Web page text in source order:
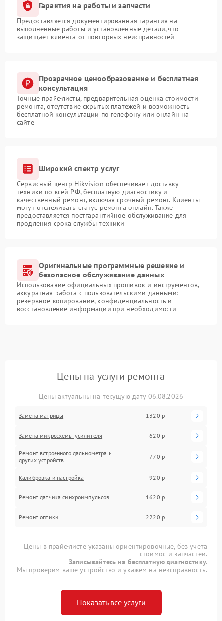
Гарантия на работы и запчасти
Предоставляется документированная гарантия на
выполненные работы и установленные детали, что
защищает клиента от повторных неисправностей
Прозрачное ценообразование и бесплатная
консультация
Точные прайс-листы, предварительная оценка стоимости
ремонта, отсутствие скрытых платежей и возможность
бесплатной консультации по телефону или онлайн на
сайте
Широкий спектр услуг
Сервисный центр Hikvision обеспечивает доставку
техники по всей РФ, бесплатную диагностику и
качественный ремонт, включая срочный ремонт. Клиенты
могут отслеживать статус ремонта онлайн. Также
предоставляется постгарантийное обслуживание для
продления срока службы техники
Оригинальные программные решение и
безопасное обслуживание данных
Использование официальных прошивок и инструментов,
аккуратная работа с пользовательскими данными:
резервное копирование, конфиденциальность и
восстановление информации при необходимости
Цены на услуги ремонта
Цены актуальны на текущую дату 06.08.2026
Замена матрицы 1320 р
Замена микросхемы усилителя 620 р
Ремонт встроенного дальнометра и
других устройств
770 р
Калибровка и настройка 920 р
Ремонт датчика синхроимпульсов 1620 р
Ремонт оптики 2220 р
Цены в прайс-листе указаны ориентировочные, без учета
стоимости запчастей.
Записывайтесь на бесплатную диагностику.
Мы проверим ваше устройство и укажем на неисправность.
Показать все услуги